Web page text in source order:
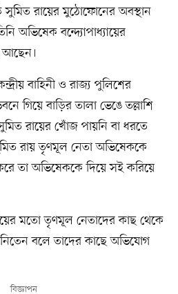
রায়ের মুঠোফোনের অবস্থান
অভিষেক বন্দ্যোপাধ্যায়ের
বাহিনী ও রাজ্য পুলিশের
গিয়ে বাড়ির তালা ভেঙে তল্লাশি
রায়ের খোঁজ পায়নি বা ধরতে
রায় তৃণমূল নেতা অভিষেককে
তা অভিষেককে দিয়ে সই করিয়ে
মতো তৃণমূল নেতাদের কাছ থেকে
বলে তাদের কাছে অভিযোগ